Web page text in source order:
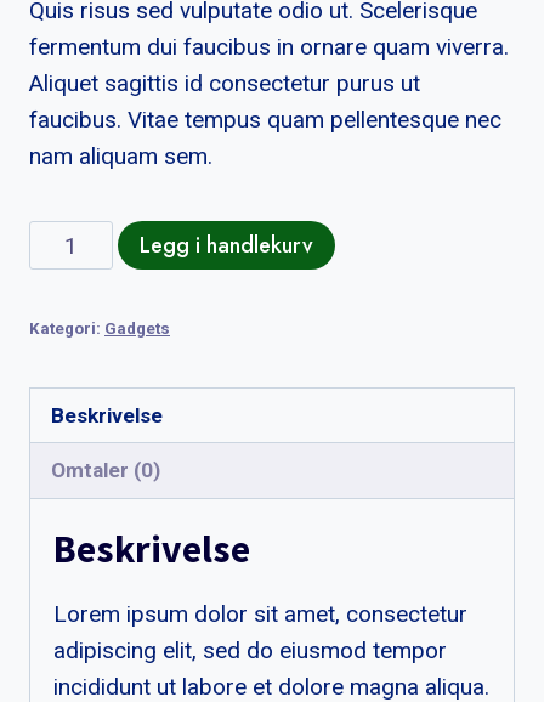
Quis risus sed vulputate odio ut. Scelerisque
fermentum dui faucibus in ornare quam viverra.
Aliquet sagittis id consectetur purus ut
faucibus. Vitae tempus quam pellentesque nec
nam aliquam sem.
AirPods
Pro
Legg i handlekurv
Kategori: Gadgets
Beskrivelse
Omtaler (0)
Beskrivelse
Lorem ipsum dolor sit amet, consectetur
adipiscing elit, sed do eiusmod tempor
incididunt ut labore et dolore magna aliqua.